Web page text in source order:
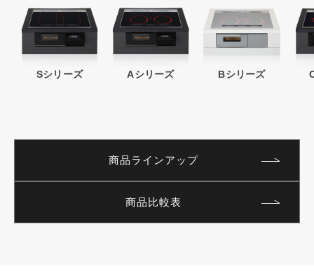
Sシリーズ Aシリーズ Bシリーズ
商品ラインアップ
商品比較表